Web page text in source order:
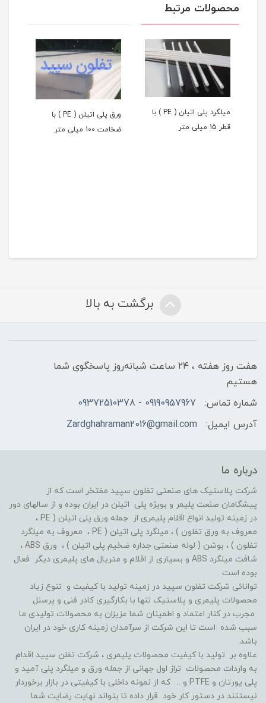
محصولات مرتبط
میلگرد پلی اتیلن ( PE ) با
قطر 15 میلی متر
ورق پلی اتیلن ( PE ) با
ضخامت 100 میلی متر
برگشت به بالا
هفت روز هفته ، ۲۴ ساعت شبانه‌روز پاسخگوی شما
هستیم
شماره تماس:
09190957967 - 09372510378
آدرس ایمیل:
Zardghahraman2016@gmail.com
درباره ما
شرکت پلاستیک های صنعتی تفلون سپید مفتخر است که از
پیشگامان صنعت پلیمر و بویژه پلی اتیلن در ایران بوده و از سالهای دور
در زمینه تولید انواع اقلام پلیمری از جمله ورق پلی اتیلن ( PE ،
معروف به ورق تفلون ) ، میلگرد پلی اتیلن ( PE ، معروف به میلگرد
تفلون ) ، بوشن ( لوله صنعتی جداره ضخیم پلی اتیلن ) ، ورق ABS ،
شافت میلگرد ABS و بسیاری از اقلام و متریال های پلیمری دیگر فعال
بوده است .
توانائی شرکت تفلون سپید در زمینه تولید با کیفیت و تنوع زیاد
محصولات پلیمری و پلاستیک تنها با بکارگیری کادر فنی و پرسنل
مجرب در کنار اعتماد و اطمینان شما عزیزان به محصولات تولیدی ما
سبب شده است تا این شرکت از سرآمدان زمینه کاری خود در ایران
باشد.
علاوه بر تولید با کیفیت محصولات پلیمری ، شرکت تفلن سپید اقدام
به واردات محصولات تراز اول جهانی از جمله ورق و میلگرد پلی آمید و
پلی یورتان و PTFE و ... که از نمونه داخلی با کیفیتی در بازار برخوردار
نیستتند در دستور کار خود قرار داده تا بتواند نهایت رضایت شما